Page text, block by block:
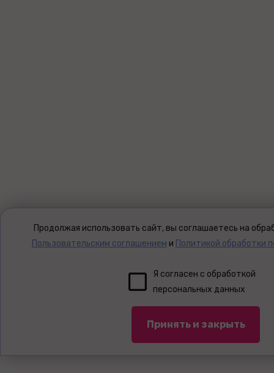
Продолжая использовать сайт, вы соглашаетесь на
Пользовательским соглашением и Политикой обработки
Я согласен с обработкой
персональных данных
Принять и закрыть